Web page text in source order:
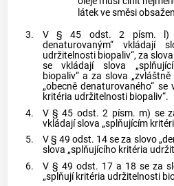
látek ve směsi
3.
V § 45 odst. 2 písm. l)
denaturovaným“ vkládají
udržitelnosti biopaliv“, za
se vkládají slova
biopaliv“ a za slova
„obecně denaturovaného“
kritéria udržitelnosti biopaliv“.
4.
V § 45 odst. 2 písm. m) se
vkládají slova „splňujícím
5.
V § 49 odst. 14 se za slovo
slova „splňujícího kritéria
6.
V § 49 odst. 17 a 18 se za
„splňují kritéria udržitelnosti